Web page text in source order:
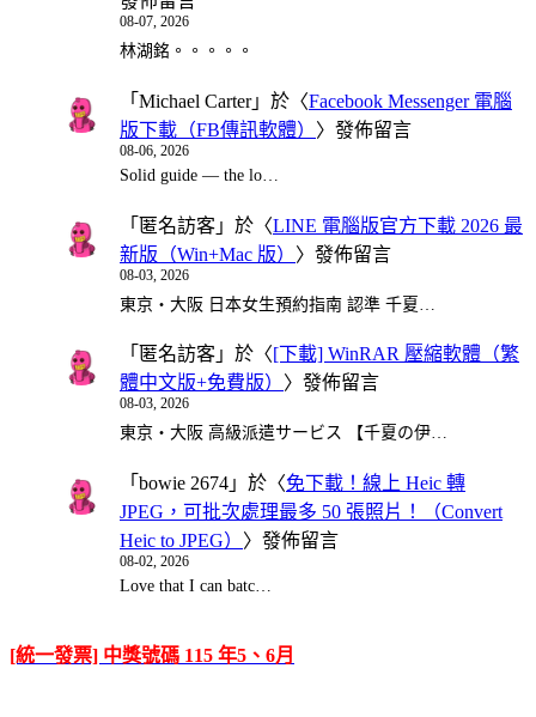
08-07, 2026
林湖銘。。。。。
「 Michael Carter」於〈Facebook Messenger 電腦
版下載（FB傳訊軟體） 〉發佈留言
08-06, 2026
Solid guide — the lo…
「 匿名訪客 」於〈LINE 電腦版官方下載 2026 最
新版（Win+Mac 版） 〉發佈留言
08-03, 2026
東京・大阪 日本女生預約指南 認準 千夏…
「 匿名訪客 」於〈[下載] WinRAR 壓縮軟體（繁
體中文版+免費版） 〉發佈留言
08-03, 2026
東京・大阪 高級派遣サービス 【千夏の伊…
「 bowie 2674 」於〈免下載！線上 Heic 轉
JPEG，可批次處理最多 50 張照片！（Convert
Heic to JPEG） 〉發佈留言
08-02, 2026
Love that I can batc…
[統一發票] 中獎號碼 115 年5、6月